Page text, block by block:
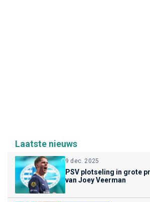
Laatste nieuws
9 dec. 2025
PSV plotseling in grote
van Joey Veerman